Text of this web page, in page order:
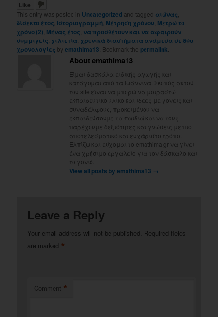
Like
This entry was posted in Uncategorized and tagged αιώνας
δίσεκτο έτος Ιστοριογραμμή Μέτρηση χρόνου Μετρώ το
χρόνο (2) Μήνας έτος να προσθέτουν και να αφαιρούν
συμμιγείς χιλιετία χρονικά διαστήματα ανάμεσα σε δύο
χρονολογίες byemathima13 . Bookmark the permalink
About emathima13
Είμαι δασκάλα ειδικής αγωγής και
κατάγομαι από τα Ιωάννινα. Σκοπός αυτού
του site είναι να μπορώ να μοιραστώ
εκπαιδευτικό υλικό και ιδέες με γονείς και
συναδέλφους, προκειμένου να
εκπαιδεύσουμε τα παιδιά και να τους
παρέχουμε δεξιότητες και γνώσεις με πιο
αποτελεσματικό και ευχάριστο τρόπο.
Ελπίζω και εύχομαι το emathima.gr να γίνει
ένα χρήσιμο εργαλείο για τον δάσκαλο και
το γονιό.
View all posts by emathima13 →
Leave a Reply
Your email address will not be published. Required fields
are marked *
Comment *